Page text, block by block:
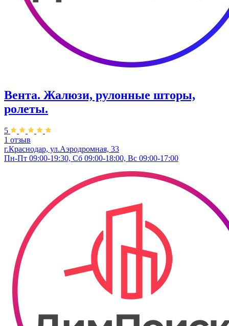
Вента. Жалюзи, рулонные шторы,
ролеты.
5
1 отзыв
г.Краснодар, ул.Аэродромная, 33
Пн-Пт 09:00-19:30, Сб 09:00-18:00, Вс 09:00-17:00